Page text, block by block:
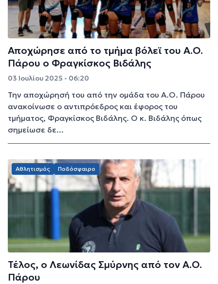
Αποχώρησε από το τμήμα βόλεϊ του Α.Ο.
Πάρου ο Φραγκίσκος Βιδάλης
03 Ιουλίου 2025 - 06:20
Την αποχώρησή του από την ομάδα του Α.Ο. Πάρου
ανακοίνωσε ο αντιπρόεδρος και έφορος του
τμήματος, Φραγκίσκος Βιδάλης. Ο κ. Βιδάλης όπως
σημείωσε δε...
Αθλητισμός Ποδόσφαιρο
Τέλος, ο Λεωνίδας Σμύρνης από τον Α.Ο.
Πάρου